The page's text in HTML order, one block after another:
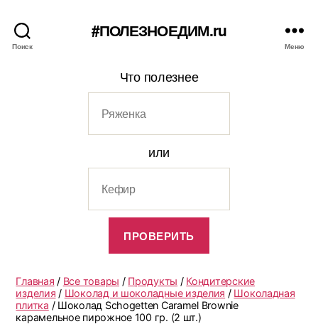
Поиск
#ПОЛЕЗНОЕДИМ.ru
Меню
Что полезнее
или
Главная / Все товары / Продукты / Кондитерские
изделия / Шоколад и шоколадные изделия / Шоколадная
плитка / Шоколад Schogetten Caramel Brownie
карамельное пирожное 100 гр. (2 шт.)